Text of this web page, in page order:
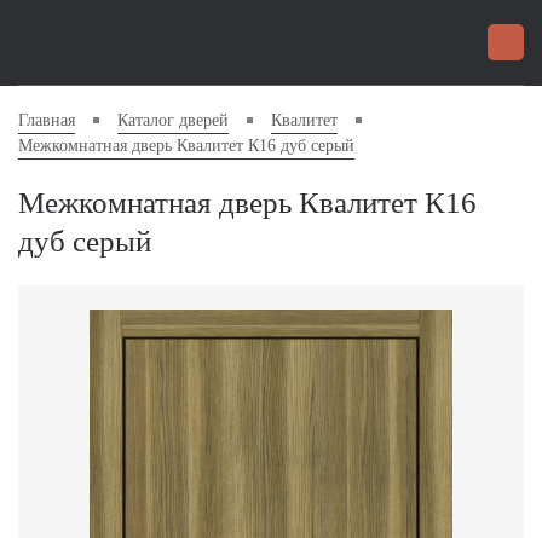
Главная Каталог дверей
Квалитет
Межкомнатная дверь Квалитет К16 дуб серый
Межкомнатная дверь Квалитет К16
дуб серый